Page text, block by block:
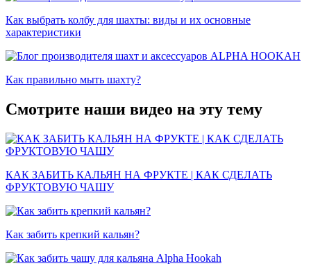
Как выбрать колбу для шахты: виды и их основные
характеристики
Как правильно мыть шахту?
Смотрите наши видео на эту тему
КАК ЗАБИТЬ КАЛЬЯН НА ФРУКТЕ | КАК СДЕЛАТЬ
ФРУКТОВУЮ ЧАШУ
Как забить крепкий кальян?